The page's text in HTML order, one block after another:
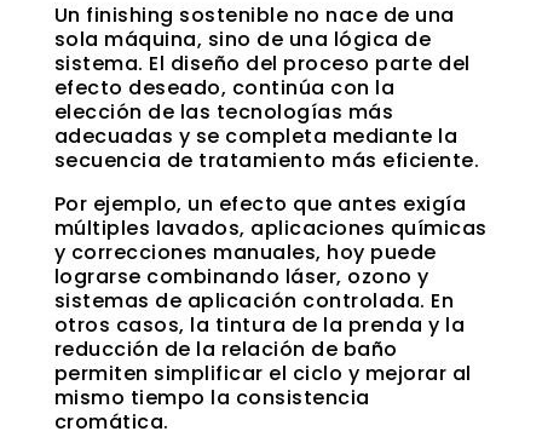
Un finishing sostenible no nace de una
sola máquina, sino de una lógica de
sistema. El diseño del proceso parte del
efecto deseado, continúa con la
elección de las tecnologías más
adecuadas y se completa mediante la
secuencia de tratamiento más eficiente.
Por ejemplo, un efecto que antes exigía
múltiples lavados, aplicaciones químicas
y correcciones manuales, hoy puede
lograrse combinando láser, ozono y
sistemas de aplicación controlada. En
otros casos, la tintura de la prenda y la
reducción de la relación de baño
permiten simplificar el ciclo y mejorar al
mismo tiempo la consistencia
cromática.